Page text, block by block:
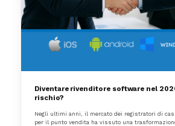
Diventare rivenditore software nel
rischio?
Negli ultimi anni, il mercato dei registratori di
per il punto vendita ha vissuto una